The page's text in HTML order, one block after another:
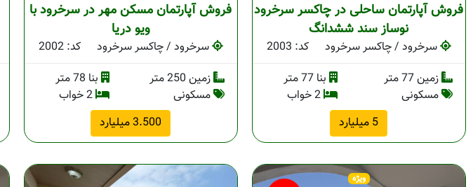
فروش آپارتمان ساحلی در چاکسر سرخرود
نوساز سند ششدانگ
سرخرود / چاکسر سرخرود
کد: 2003
زمین 77 متر
بنا 77 متر
مسکونی
2 خواب
5 میلیارد
فروش آپارتمان مسکن مهر در سرخرود با
ویو دریا
سرخرود / چاکسر سرخرود
کد: 2002
زمین 250 متر
بنا 78 متر
مسکونی
2 خواب
3.500 میلیارد
ویژه